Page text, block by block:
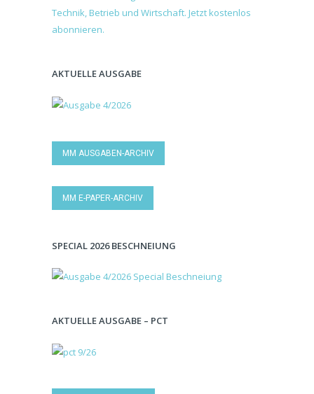
AKTUELLE AUSGABE
MM AUSGABEN-ARCHIV
MM E-PAPER-ARCHIV
SPECIAL 2026 BESCHNEIUNG
AKTUELLE AUSGABE – PCT